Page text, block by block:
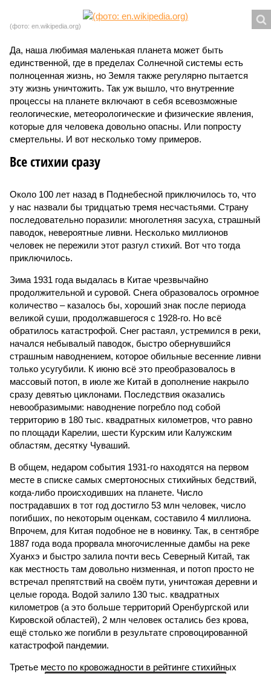
(фото: en.wikipedia.org)
Да, наша любимая маленькая планета может быть
единственной, где в пределах Солнечной системы есть
полноценная жизнь, но Земля также регулярно пытается
эту жизнь уничтожить. Так уж вышло, что внутренние
процессы на планете включают в себя всевозможные
геологические, метеорологические и физические явления,
которые для человека довольно опасны. Или попросту
смертельны. И вот несколько тому примеров.
Все стихии сразу
Около 100 лет назад в Поднебесной приключилось то, что
у нас назвали бы тридцатью тремя несчастьями. Страну
последовательно поразили: многолетняя засуха, страшный
паводок, невероятные ливни. Несколько миллионов
человек не пережили этот разгул стихий. Вот что тогда
приключилось.
Зима 1931 года выдалась в Китае чрезвычайно
продолжительной и суровой. Снега образовалось огромное
количество – казалось бы, хороший знак после периода
великой суши, продолжавшегося с 1928-го. Но всё
обратилось катастрофой. Снег растаял, устремился в реки,
начался небывалый паводок, быстро обернувшийся
страшным наводнением, которое обильные весенние ливни
только усугубили. К июню всё это преобразовалось в
массовый потоп, в июле же Китай в дополнение накрыло
сразу девятью циклонами. Последствия оказались
невообразимыми: наводнение погребло под собой
территорию в 180 тыс. квадратных километров, что равно
по площади Карелии, шести Курским или Калужским
областям, десятку Чуваший.
В общем, недаром события 1931-го находятся на первом
месте в списке самых смертоносных стихийных бедствий,
когда-либо происходивших на планете. Число
пострадавших в тот год достигло 53 млн человек, число
погибших, по некоторым оценкам, составило 4 миллиона.
Впрочем, для Китая подобное не в новинку. Так, в сентябре
1887 года вода прорвала многочисленные дамбы на реке
Хуанхэ и быстро залила почти весь Северный Китай, так
как местность там довольно низменная, и потоп просто не
встречал препятствий на своём пути, уничтожая деревни и
целые города. Водой залило 130 тыс. квадратных
километров (а это больше территорий Оренбургской или
Кировской областей), 2 млн человек остались без крова,
ещё столько же погибли в результате спровоцированной
катастрофой пандемии.
Третье место по кровожадности в рейтинге стихийных